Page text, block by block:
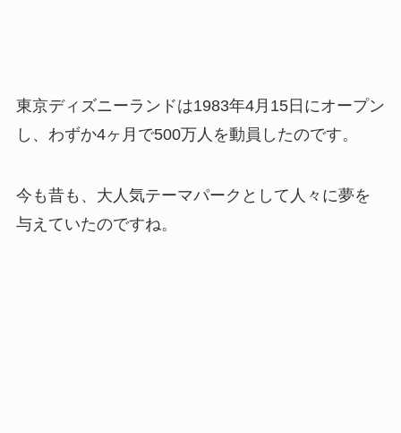
東京ディズニーランドは1983年4月15日にオープン
し、わずか4ヶ月で500万人を動員したのです。
今も昔も、大人気テーマパークとして人々に夢を
与えていたのですね。